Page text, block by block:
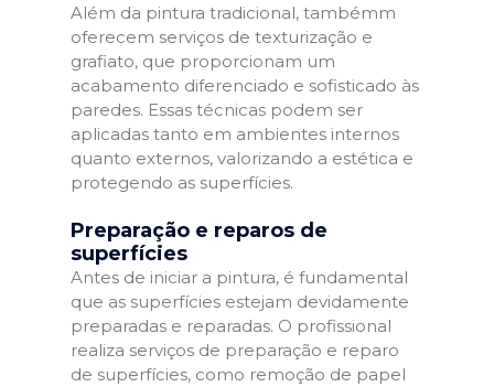
Além da pintura tradicional, tambémm
oferecem serviços de texturização e
grafiato, que proporcionam um
acabamento diferenciado e sofisticado às
paredes. Essas técnicas podem ser
aplicadas tanto em ambientes internos
quanto externos, valorizando a estética e
protegendo as superfícies.
Preparação e reparos de
superfícies
Antes de iniciar a pintura, é fundamental
que as superfícies estejam devidamente
preparadas e reparadas. O profissional
realiza serviços de preparação e reparo
de superfícies, como remoção de papel